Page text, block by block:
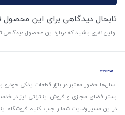
تابحال دیدگاهی برای این
اولین نفری باشید که درباره این محصول
سال‌ها حضور معتبر در بازار قطعات یدکی
بستر فضای مجازی و فروش اینترنتی نیز در
در این مسیر رضایت شما را جلب کنیم.فروشگاه